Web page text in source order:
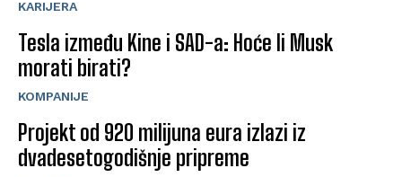
KARIJERA
Tesla između Kine i SAD-a: Hoće li Musk
morati birati?
KOMPANIJE
Projekt od 920 milijuna eura izlazi iz
dvadesetogodišnje pripreme